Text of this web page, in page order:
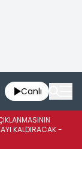
Canlı
KALDIRACAK -